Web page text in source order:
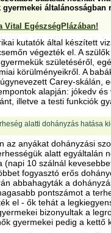
gyermekei általánosságban
Vital EgészségPlázában!
kutatók által készített
végezték el. A
születéséről,
körülményeikről. A
Carey-skálán,
alapján: jókedv
illetve a testi funkciók
az anyákat dohányzási
alatt egyáltalán
(napi 10 szálnál
fogyasztó erős
abbahagyták a
pontszámot a
el - ők tehát a
bizonyultak a
gyermekei pedig a kettő